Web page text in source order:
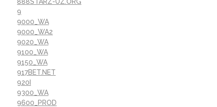
9
9000_WA
9000_WA2
9020_WA
9100_WA
9150_WA
917BET.NET
920I
9300_WA
9600_PROD